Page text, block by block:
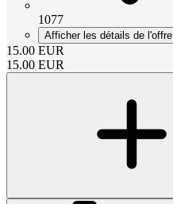
1077
Afficher les détails de l'offre
15.00 EUR
15.00 EUR